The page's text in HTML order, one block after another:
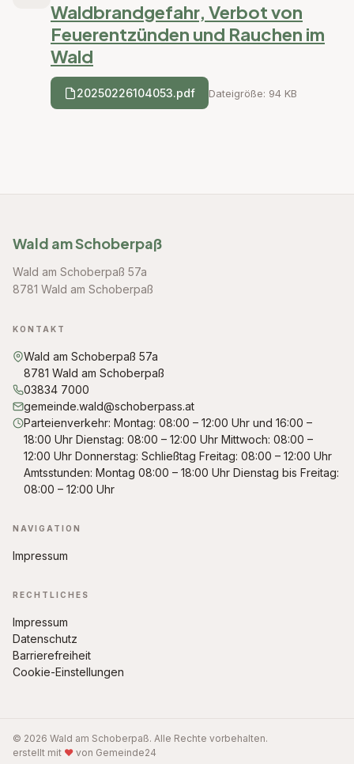
Waldbrandgefahr, Verbot von
Feuerentzünden und Rauchen im
Wald
20250226104053.pdf Dateigröße: 94 KB
Wald am Schoberpaß
Wald am Schoberpaß 57a
8781 Wald am Schoberpaß
KONTAKT
Wald am Schoberpaß 57a
8781 Wald am Schoberpaß
03834 7000
gemeinde.wald@schoberpass.at
Parteienverkehr: Montag: 08:00 – 12:00 Uhr und 16:00 –
18:00 Uhr Dienstag: 08:00 – 12:00 Uhr Mittwoch: 08:00 –
12:00 Uhr Donnerstag: Schließtag Freitag: 08:00 – 12:00 Uhr
Amtsstunden: Montag 08:00 – 18:00 Uhr Dienstag bis Freitag:
08:00 – 12:00 Uhr
NAVIGATION
Impressum
RECHTLICHES
Impressum
Datenschutz
Barrierefreiheit
Cookie-Einstellungen
© 2026 Wald am Schoberpaß. Alle Rechte vorbehalten.
erstellt mit ♥ von Gemeinde24